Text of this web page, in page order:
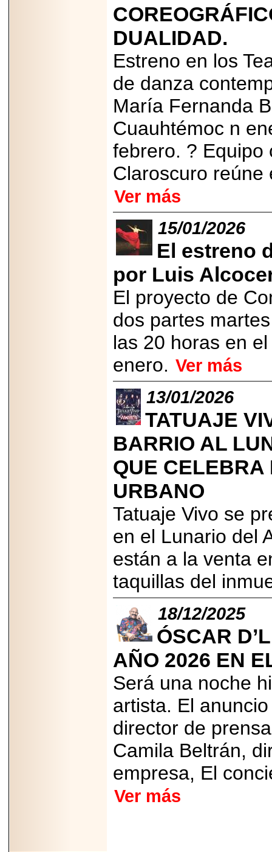
DUALIDAD.
Estreno en los
de danza
María Fernanda
Cuauhtémoc n
febrero. ? Equipo
Claroscuro reúne
Ver más
15/01/2026
El estreno
por Luis
El proyecto de
dos partes
las 20 horas en
enero. Ver más
13/01/2026
TATUAJE
BARRIO AL
QUE CELEBRA
URBANO
Tatuaje Vivo se
en el Lunario del
están a la venta
taquillas del
18/12/2025
ÓSCAR
AÑO 2026 EN
Será una noche
artista. El
director de
Camila Beltrán,
empresa, El
Ver más